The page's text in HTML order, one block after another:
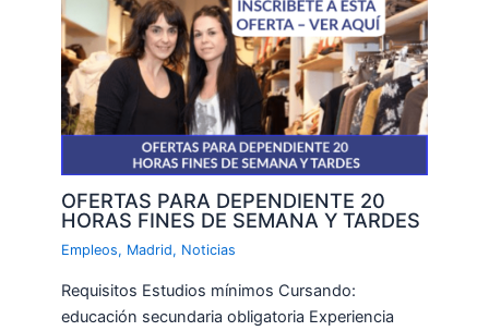
OFERTAS PARA DEPENDIENTE 20
HORAS FINES DE SEMANA Y TARDES
Empleos, Madrid, Noticias
Requisitos Estudios mínimos Cursando:
educación secundaria obligatoria Experiencia